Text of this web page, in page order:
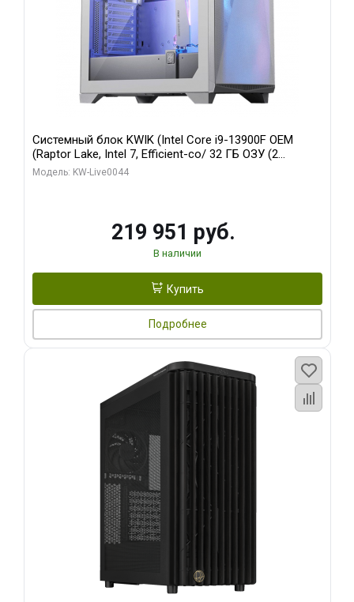
Системный блок KWIK (Intel Core i9-13900F OEM
(Raptor Lake, Intel 7, Efficient-co/ 32 ГБ ОЗУ (2
модуля)/ Gigabyte RTX5070Ti AERO OC 16GB GDDR7
Модель: KW-Live0044
219 951 руб.
В наличии
Купить
Подробнее